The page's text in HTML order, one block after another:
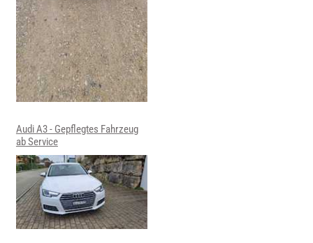
Audi A3 - Gepflegtes Fahrzeug
ab Service